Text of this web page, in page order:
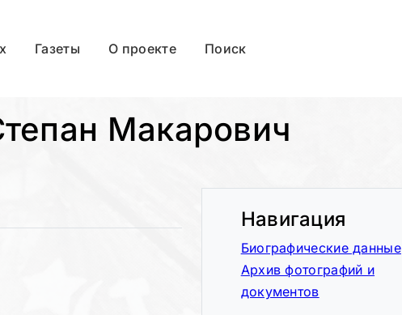
Газеты О проекте Поиск
Макарович
Навигация
Биографические данные
Архив фотографий и
документов